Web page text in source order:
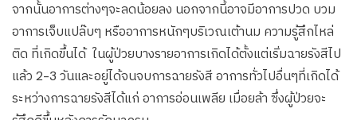
จากนั้นอาการต่างๆจะลดน้อยลง นอกจากนี้อาจมีอาการปวด บวม
อาการเจ็บแปล๊บๆ หรืออาการหนักๆบริเวณเต้านม ความรู้สึกไหล่
ติด ที่เกิดขึ้นได้ ในผู้ป่วยบางรายอาการเกิดได้ตั้งแต่เริ่มฉายรังสีไป
แล้ว 2-3 วันและอยู่ได้จนจบการฉายรังสี อาการทั่วไปอื่นๆที่เกิดได้
ระหว่างการฉายรังสีได้แก่ อาการอ่อนเพลีย เมื่อยล้า ซึ่งผู้ป่วยจะ